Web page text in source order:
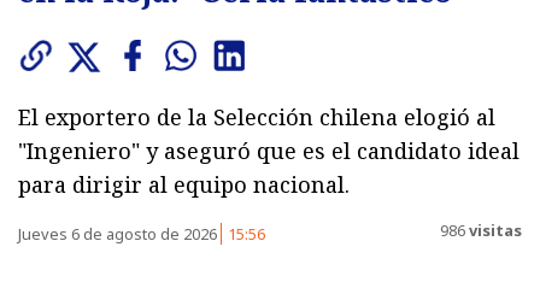
El exportero de la Selección chilena elogió al
"Ingeniero" y aseguró que es el candidato ideal
para dirigir al equipo nacional.
Jueves 6 de agosto de 2026 15:56 986visitas